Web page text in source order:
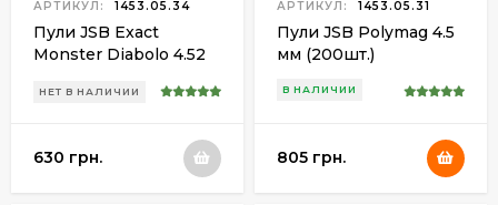
АРТИКУЛ: 1453.05.34
Пули JSB Exact
Monster Diabolo 4.52
НЕТ В НАЛИЧИИ
630 грн.
АРТИКУЛ: 1453.05.31
Пули JSB Polymag 4.5
мм (200шт.)
В НАЛИЧИИ
805 грн.